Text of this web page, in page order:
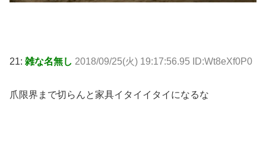
21: 雑な名無し 2018/09/25(火) 19:17:56.95 ID:Wt8eXf0P0
爪限界まで切らんと家具イタイイタイになるな